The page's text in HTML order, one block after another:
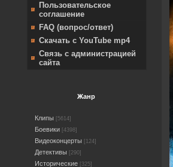
Пользовательское
соглашение
FAQ (вопрос/ответ)
Скачать с YouTube mp4
Связь с администрацией
сайта
Жанр
Клипы [5614]
Боевики [4398]
Видеоконцерты [124]
Детективы [290]
Исторические [325]